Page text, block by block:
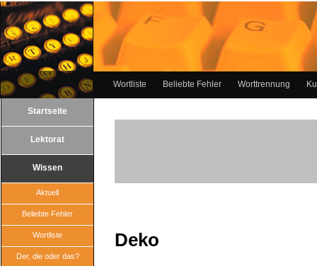
Wortliste Beliebte Fehler Worttrennung
Startseite
Lektorat
Wissen
Aktuell
Beliebte Fehler
Wortliste
Der, die oder das?
Deko